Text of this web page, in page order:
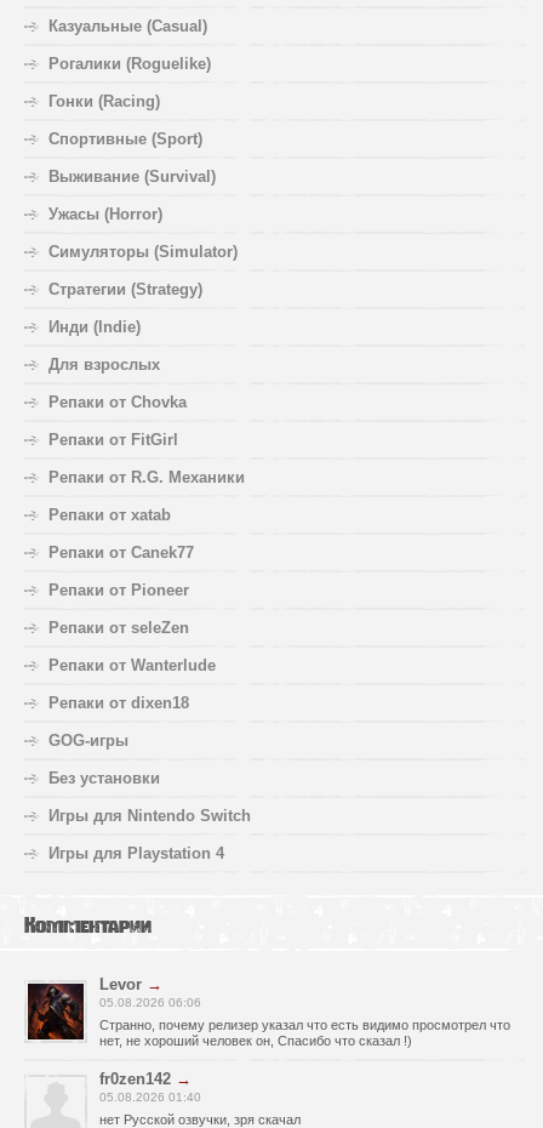
Казуальные (Casual)
Рогалики (Roguelike)
Гонки (Racing)
Спортивные (Sport)
Выживание (Survival)
Ужасы (Horror)
Симуляторы (Simulator)
Стратегии (Strategy)
Инди (Indie)
Для взрослых
Репаки от Chovka
Репаки от FitGirl
Репаки от R.G. Механики
Репаки от xatab
Репаки от Canek77
Репаки от Pioneer
Репаки от seleZen
Репаки от Wanterlude
Репаки от dixen18
GOG-игры
Без установки
Игры для Nintendo Switch
Игры для Playstation 4
Комментарии
Levor →
05.08.2026 06:06
Странно, почему релизер указал что есть видимо просмотрел что
нет, не хороший человек он, Спасибо что сказал !)
fr0zen142 →
05.08.2026 01:40
нет Русской озвучки, зря скачал